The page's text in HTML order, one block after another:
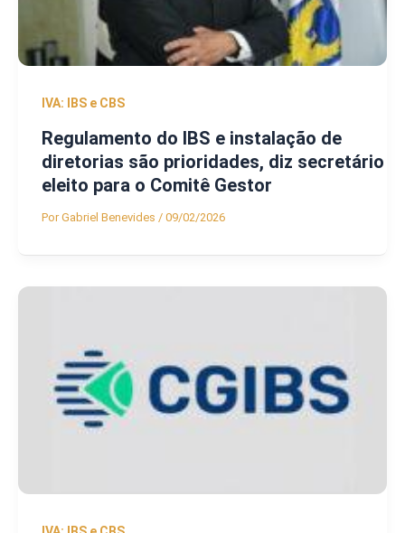
IVA: IBS e CBS
Regulamento do IBS e instalação de
diretorias são prioridades, diz secretário
eleito para o Comitê Gestor
PorGabriel Benevides / 09/02/2026